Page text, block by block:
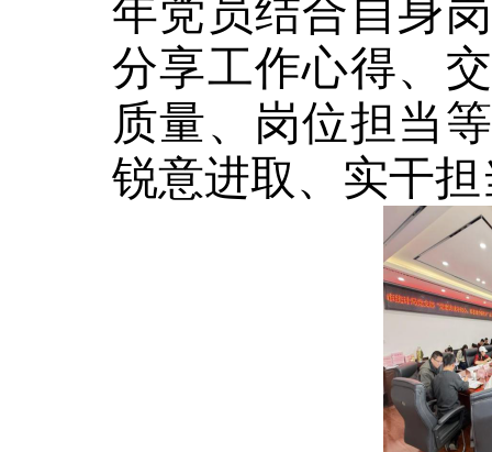
年党员结合自身
分享工作心得、
质量、岗位担当
锐意进取、实干